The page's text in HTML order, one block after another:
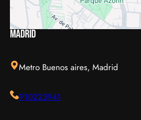
Madrid
Metro Buenos aires, Madrid
910223941